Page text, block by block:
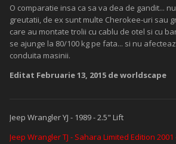
O comparatie insa ca sa va dea de gandit...
greutatii, de ex sunt multe Cherokee-uri sau
care au montate trolii cu cablu de otel si cu
se ajunge la 80/100 kg pe fata... si nu
conduita masinii.
Editat Februarie 13, 2015 de worldscape
Jeep Wrangler YJ - 1989 - 2.5" Lift
Jeep Wrangler TJ - Sahara Limited Edition 2001